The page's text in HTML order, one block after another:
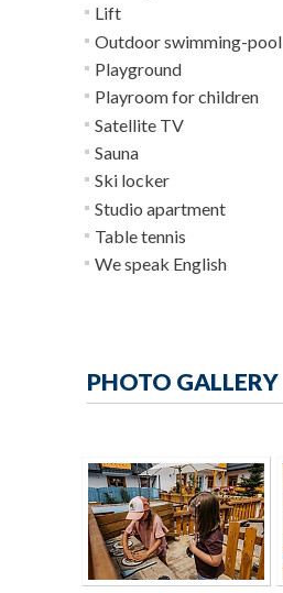
Lift
Outdoor swimming-pool
Playground
Playroom for children
Satellite TV
Sauna
Ski locker
Studio apartment
Table tennis
We speak English
PHOTO GALLERY